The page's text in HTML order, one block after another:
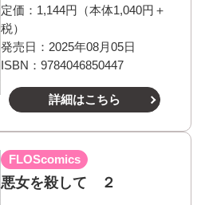
定価：1,144円（本体1,040円＋
税）
発売日：2025年08月05日
ISBN：9784046850447
詳細はこちら
FLOScomics
悪女を殺して ２